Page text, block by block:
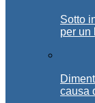
Sotto
per un
causa